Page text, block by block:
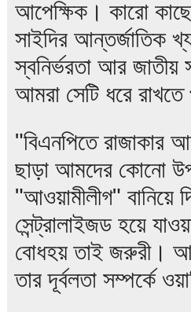
আপেক্ষিক। কারো
সাইদির আন্তর্জাতিক
স্বনির্ভরতা আর জাতীয়
আমরা সেটি ধরে রাখতে
"বিএনপিতে রাজাকার
ছাড়া আমদের কোনো
"আওয়ামীলীগ" বানিয়ে
সেন্ট্রালাইজড হয়ে
বোধহয় তাই জরুরী।
তার দূর্বলতা সম্পর্কে